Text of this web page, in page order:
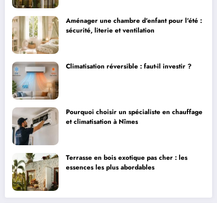
Aménager une chambre d’enfant pour l’été :
sécurité, literie et ventilation
Climatisation réversible : faut-il investir ?
Pourquoi choisir un spécialiste en chauffage
et climatisation à Nîmes
Terrasse en bois exotique pas cher : les
essences les plus abordables